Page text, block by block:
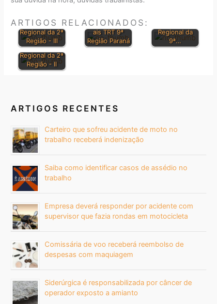
ARTIGOS RELACIONADOS:
Tribula
Regional da 2ª
Região - III
Jurisprudenci
ais TRT 9ª
Região Paraná
Regional da
9ª…
Revista do
Tribula
Regional da 2ª
Região - II
ARTIGOS RECENTES
Carteiro que sofreu acidente de moto no
trabalho receberá indenização
Saiba como identificar casos de assédio no
trabalho
Empresa deverá responder por acidente com
supervisor que fazia rondas em motocicleta
Comissária de voo receberá reembolso de
despesas com maquiagem
Siderúrgica é responsabilizada por câncer de
operador exposto a amianto